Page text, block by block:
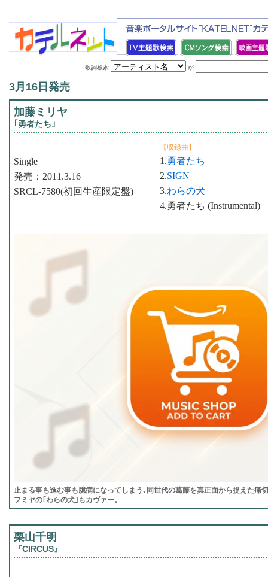
歌詞検索 が
3月16日発売
加藤ミリヤ
｢勇者たち｣
【収録曲】
1.勇者たち
2.SIGN
3.わらの犬
4.勇者たち (Instrumental)
Single
発売：2011.3.16
SRCL-7580(初回生産限定盤)
止まる事も進む事も臆病になってしまう､同世代の葛藤を真正面から捉えた痛
フミヤの｢わらの犬｣もカヴァー。
栗山千明
『CIRCUS』